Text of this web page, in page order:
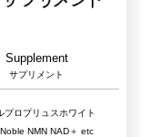
Supplement
サプリメント
プロプリュスホワイト
NMN NAD＋ etc